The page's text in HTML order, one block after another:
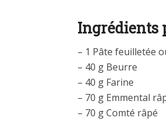
Ingrédients
– 1 Pâte feuilletée
– 40 g Beurre
– 40 g Farine
– 70 g Emmental
– 70 g Comté râpé